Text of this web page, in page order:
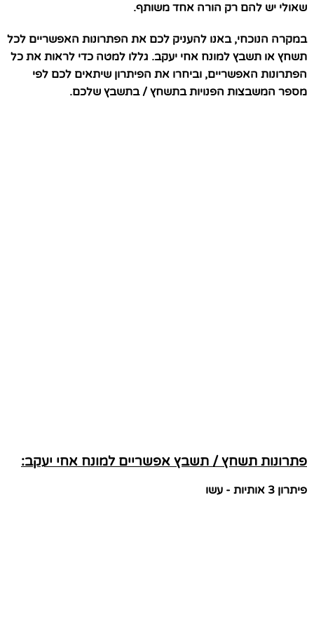
שאולי יש להם רק הורה אחד משותף.
במקרה הנוכחי, באנו להעניק לכם את הפתרונות האפשריים לכל
תשחץ או תשבץ למונח אחי יעקב. גללו למטה כדי לראות את כל
הפתרונות האפשריים, וביחרו את הפיתרון שיתאים לכם לפי
מספר המשבצות הפנויות בתשחץ / בתשבץ שלכם.
פתרונות תשחץ / תשבץ אפשריים למונח אחי יעקב:
פיתרון 3 אותיות - עשו